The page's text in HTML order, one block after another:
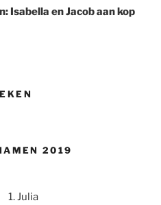
Isabella en Jacob aan kop
2019
Julia